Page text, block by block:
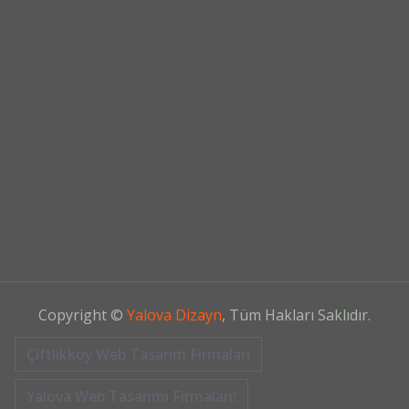
Copyright © Yalova Dizayn, Tüm Hakları Saklıdır.
Çiftlikköy Web Tasarım Firmaları
Yalova Web Tasarımı Firmaları!